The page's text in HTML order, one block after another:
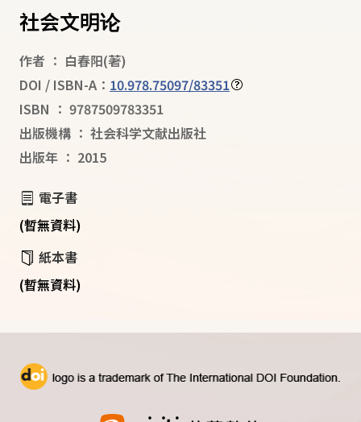
社会文明论
作者 ： 白春阳(著)
DOI / ISBN-A： 10.978.75097/83351
ISBN ： 9787509783351
出版機構 ： 社会科学文献出版社
出版年 ： 2015
電子書
(暫無資料)
紙本書
(暫無資料)